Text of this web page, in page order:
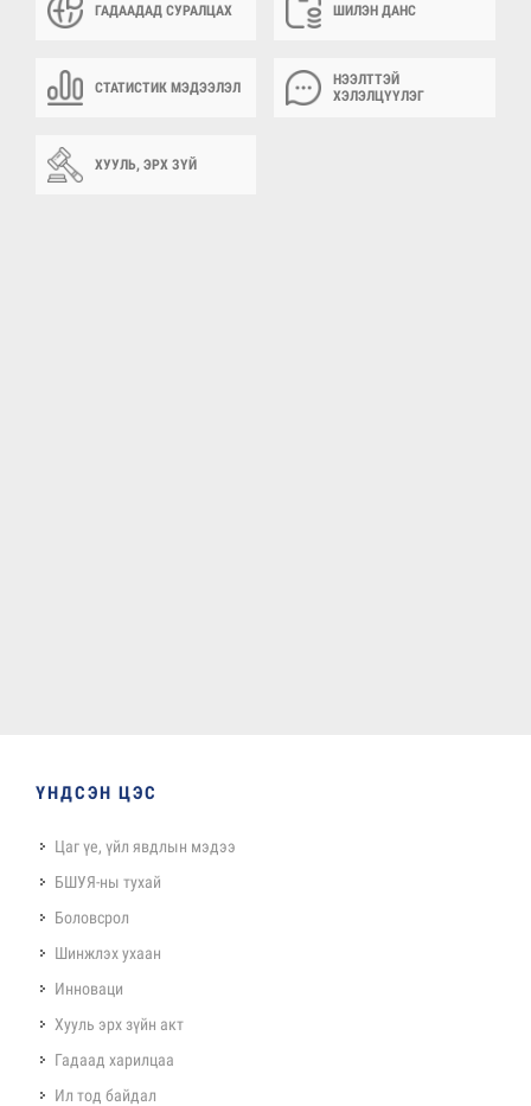
ГАДААДАД СУРАЛЦАХ ШИЛЭН ДАНС
СТАТИСТИК МЭДЭЭЛЭЛ
НЭЭЛТТЭЙ
ХЭЛЭЛЦҮҮЛЭГ
ХУУЛЬ, ЭРХ ЗҮЙ
ҮНДСЭН ЦЭС
Цаг үе, үйл явдлын мэдээ
БШУЯ-ны тухай
Боловсрол
Шинжлэх ухаан
Инноваци
Хууль эрх зүйн акт
Гадаад харилцаа
Ил тод байдал